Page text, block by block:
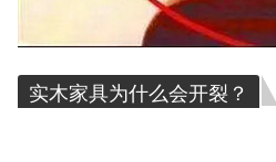
实木家具为什么会开裂？